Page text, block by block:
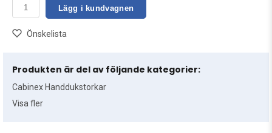
Lägg i kundvagnen
Önskelista
Produkten är del av följande kategorier:
Cabinex Handdukstorkar
Visa fler